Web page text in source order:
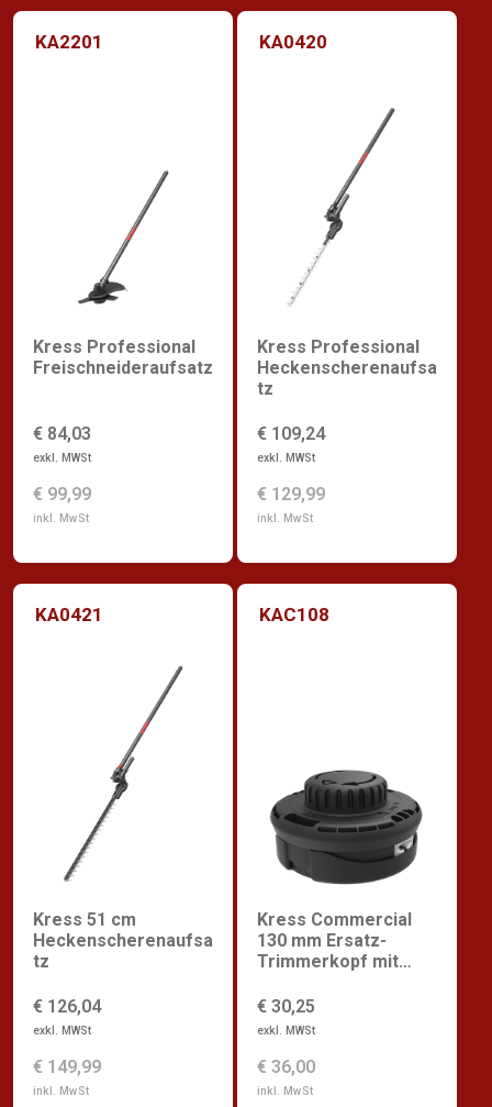
KA2201
Kress Professional
Freischneideraufsatz
€ 84,03
exkl. MWSt
€ 99,99
inkl. MwSt
KA0420
Kress Professional
Heckenscherenaufsa
tz
€ 109,24
exkl. MWSt
€ 129,99
inkl. MwSt
KA0421
Kress 51 cm
Heckenscherenaufsa
tz
€ 126,04
exkl. MWSt
€ 149,99
inkl. MwSt
KAC108
Kress Commercial
130 mm Ersatz-
Trimmerkopf mit
€ 30,25
exkl. MWSt
€ 36,00
inkl. MwSt